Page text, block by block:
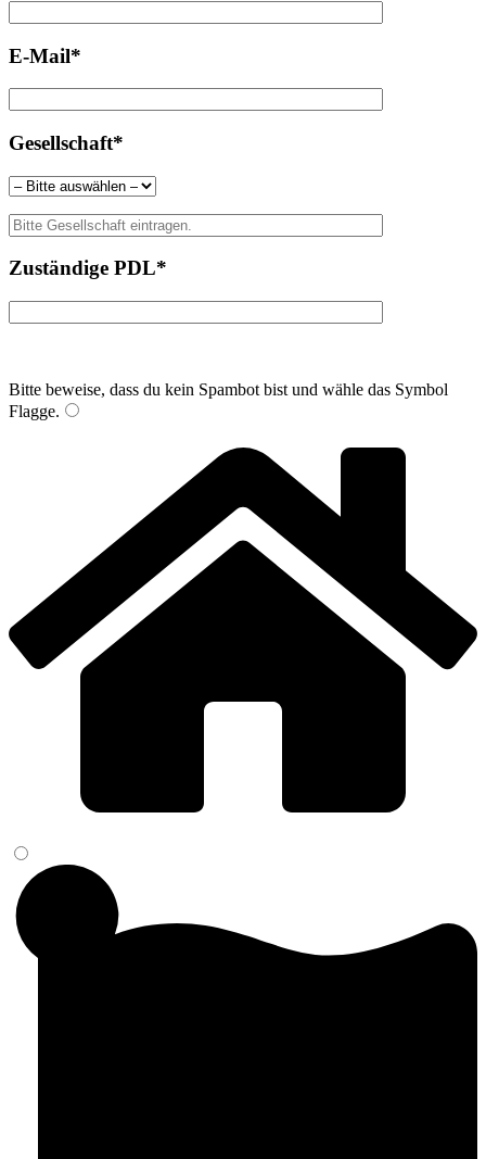
E-Mail*
Gesellschaft*
Zuständige PDL*
Bitte beweise, dass du kein Spambot bist und wähle das Symbol
Flagge.